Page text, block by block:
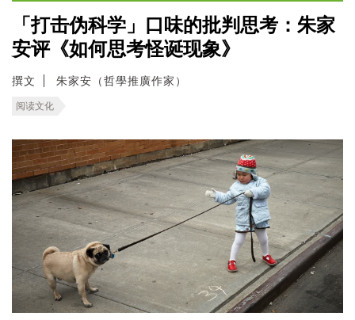
「打击伪科学」口味的批判思考：朱家
安评《如何思考怪诞现象》
撰文 朱家安（哲學推廣作家）
阅读文化